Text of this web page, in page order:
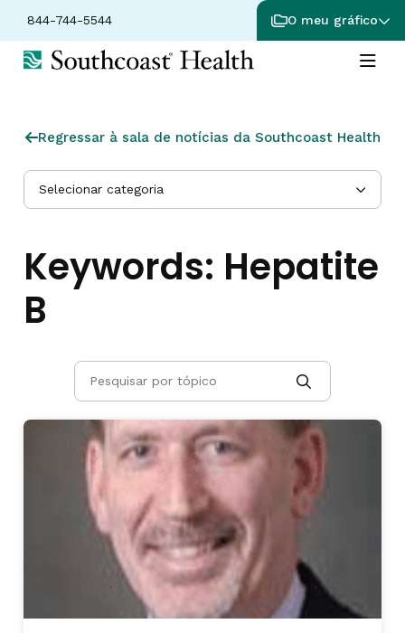
844-744-5544 O meu gráfico
Regressar à sala de notícias da Southcoast Health
Selecionar categoria
Keywords: Hepatite
B